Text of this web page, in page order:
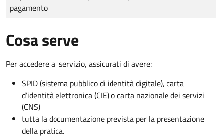
pagamento
Cosa serve
Per accedere al servizio, assicurati di avere:
SPID (sistema pubblico di identità digitale), carta
d’identità elettronica (CIE) o carta nazionale dei servizi
(CNS)
tutta la documentazione prevista per la presentazione
della pratica.